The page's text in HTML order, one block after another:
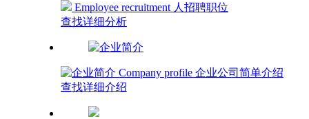
Employee recruitment 人招聘职位
查找详细分析
Company profile 企业公司简单介绍
查找详细介绍